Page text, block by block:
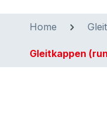
Home
Gleitkappen